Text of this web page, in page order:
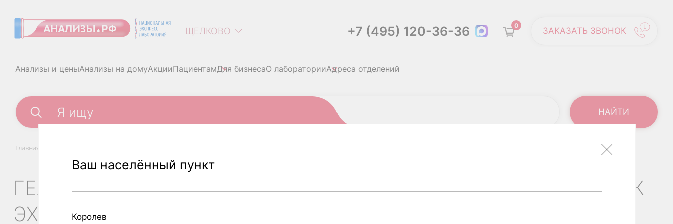
ЩЕЛКОВО
Ваш населённый пункт
Королев
+7 (495) 120-36-36 0
ЗАКАЗАТЬ ЗВОНОК
Анализы и ценыАнализы на домуАкцииПациентамДля бизнесаО лабораторииАдреса отделений
Главная
ГЕЛЬМИНТОЗЫ (СКРИНИНГ МИНИМАЛЬНЫЙ): АНТИТЕЛА IGG К
ЭХИНОКОККАМ, ОПИСТОРХАМ, ТОКСОКАРАМ, ТРИХИНЕЛЛАМ